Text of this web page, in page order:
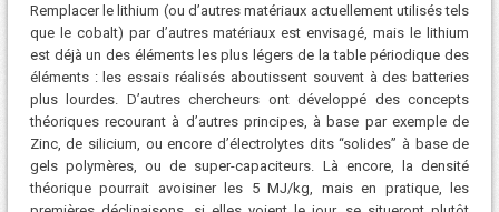
Remplacer le lithium (ou d’autres matériaux actuellement utilisés tels
que le cobalt) par d’autres matériaux est envisagé, mais le lithium
est déjà un des éléments les plus légers de la table périodique des
éléments : les essais réalisés aboutissent souvent à des batteries
plus lourdes. D’autres chercheurs ont développé des concepts
théoriques recourant à d’autres principes, à base par exemple de
Zinc, de silicium, ou encore d’électrolytes dits “solides” à base de
gels polymères, ou de super-capaciteurs. Là encore, la densité
théorique pourrait avoisiner les 5 MJ/kg, mais en pratique, les